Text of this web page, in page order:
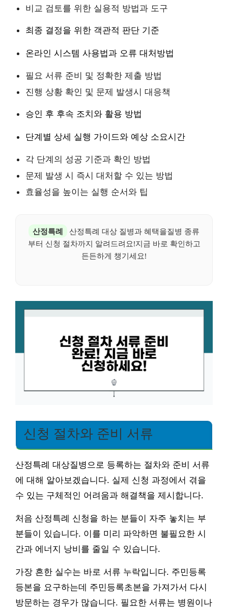
비교 검토를 위한 실용적 방법과 도구
최종 결정을 위한 객관적 판단 기준
온라인 시스템 사용법과 오류 대처방법
필요 서류 준비 및 정확한 제출 방법
진행 상황 확인 및 문제 발생시 대응책
승인 후 후속 조치와 활용 방법
단계별 상세 실행 가이드와 예상 소요시간
각 단계의 성공 기준과 확인 방법
문제 발생 시 즉시 대처할 수 있는 방법
효율성을 높이는 실행 순서와 팁
산정특례
산정특례 대상 질병과 혜택을질병 종류
부터 신청 절차까지 알려드려요!지금 바로 확인하고
든든하게 챙기세요!
신청 절차와 준비 서류
산정특례 대상질병으로 등록하는 절차와 준비 서류
에 대해 알아보겠습니다. 실제 신청 과정에서 겪을
수 있는 구체적인 어려움과 해결책을 제시합니다.
처음 산정특례 신청을 하는 분들이 자주 놓치는 부
분들이 있습니다. 이를 미리 파악하면 불필요한 시
간과 에너지 낭비를 줄일 수 있습니다.
가장 흔한 실수는 바로 서류 누락입니다. 주민등록
등본을 요구하는데 주민등록초본을 가져가서 다시
방문하는 경우가 많습니다. 필요한 서류는 병원이나